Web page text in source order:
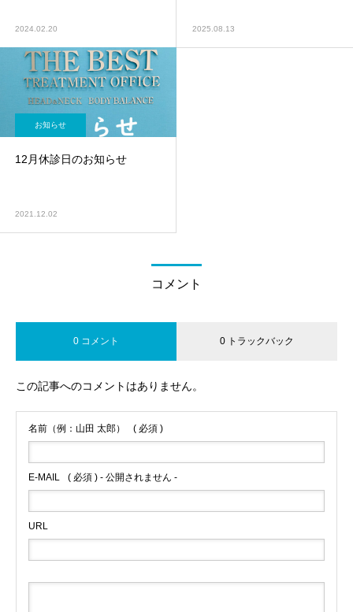
2024.02.20 2025.08.13
お知らせ
12月休診日のお知らせ
2021.12.02
コメント
0 コメント 0 トラックバック
この記事へのコメントはありません。
名前（例：山田 太郎） ( 必須 )
E-MAIL ( 必須 ) - 公開されません -
URL